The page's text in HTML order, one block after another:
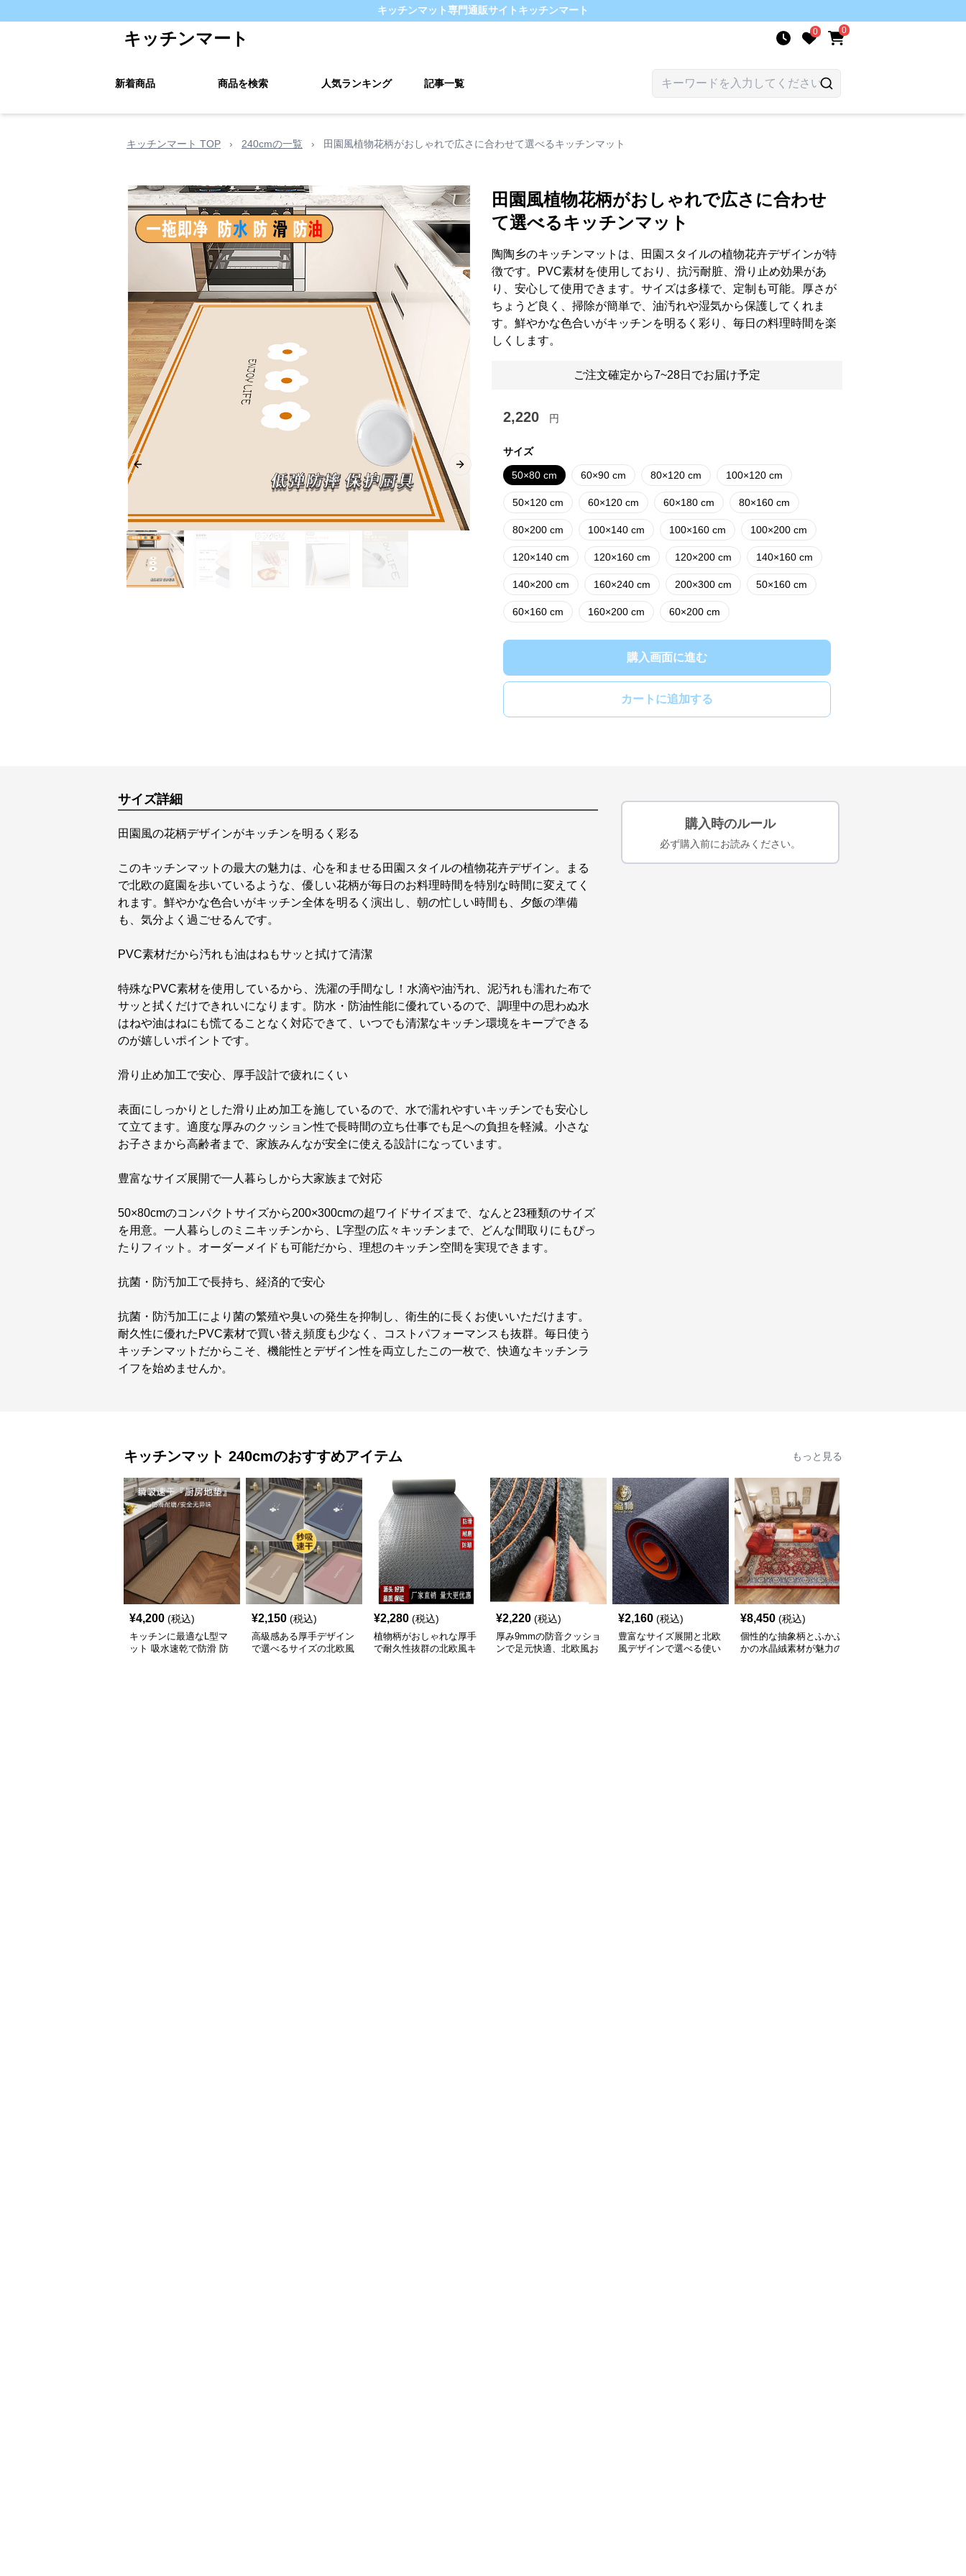
キッチンマット専門通販サイト キッチンマート
キッチンマート 0 0
新着商品 商品を検索 人気ランキング 記事一覧
キッチンマート TOP › 240cmの一覧 › 田園風植物花柄がおしゃれで広さに合わせて選べるキッチンマット
Previous slide Next slide
田園風植物花柄がおしゃれで広さに合わせ
て選べるキッチンマット
陶陶乡のキッチンマットは、田園スタイルの植物花卉デザインが特
徴です。PVC素材を使用しており、抗污耐脏、滑り止め効果があ
り、安心して使用できます。サイズは多様で、定制も可能。厚さが
ちょうど良く、掃除が簡単で、油汚れや湿気から保護してくれま
す。鮮やかな色合いがキッチンを明るく彩り、毎日の料理時間を楽
しくします。
ご注文確定から7~28日でお届け予定
2,220 円
サイズ
50×80 cm 60×90 cm 80×120 cm 100×120 cm
50×120 cm 60×120 cm 60×180 cm 80×160 cm
80×200 cm 100×140 cm 100×160 cm 100×200 cm
120×140 cm 120×160 cm 120×200 cm 140×160 cm
140×200 cm 160×240 cm 200×300 cm 50×160 cm
60×160 cm 160×200 cm 60×200 cm
購入画面に進む
カートに追加する
サイズ詳細
田園風の花柄デザインがキッチンを明るく彩る
このキッチンマットの最大の魅力は、心を和ませる田園スタイルの植物花卉デザイン。まる
で北欧の庭園を歩いているような、優しい花柄が毎日のお料理時間を特別な時間に変えてく
れます。鮮やかな色合いがキッチン全体を明るく演出し、朝の忙しい時間も、夕飯の準備
も、気分よく過ごせるんです。
PVC素材だから汚れも油はねもサッと拭けて清潔
特殊なPVC素材を使用しているから、洗濯の手間なし！水滴や油汚れ、泥汚れも濡れた布で
サッと拭くだけできれいになります。防水・防油性能に優れているので、調理中の思わぬ水
はねや油はねにも慌てることなく対応できて、いつでも清潔なキッチン環境をキープできる
のが嬉しいポイントです。
滑り止め加工で安心、厚手設計で疲れにくい
表面にしっかりとした滑り止め加工を施しているので、水で濡れやすいキッチンでも安心し
て立てます。適度な厚みのクッション性で長時間の立ち仕事でも足への負担を軽減。小さな
お子さまから高齢者まで、家族みんなが安全に使える設計になっています。
豊富なサイズ展開で一人暮らしから大家族まで対応
50×80cmのコンパクトサイズから200×300cmの超ワイドサイズまで、なんと23種類のサイズ
を用意。一人暮らしのミニキッチンから、L字型の広々キッチンまで、どんな間取りにもぴっ
たりフィット。オーダーメイドも可能だから、理想のキッチン空間を実現できます。
抗菌・防汚加工で長持ち、経済的で安心
抗菌・防汚加工により菌の繁殖や臭いの発生を抑制し、衛生的に長くお使いいただけます。
耐久性に優れたPVC素材で買い替え頻度も少なく、コストパフォーマンスも抜群。毎日使う
キッチンマットだからこそ、機能性とデザイン性を両立したこの一枚で、快適なキッチンラ
イフを始めませんか。
購入時のルール
必ず購入前にお読みください。
キッチンマット 240cmのおすすめアイテム もっと見る
¥4,200 (税込)
キッチンに最適なL型マ
ット 吸水速乾で防滑 防
¥2,150 (税込)
高級感ある厚手デザイン
で選べるサイズの北欧風
¥2,280 (税込)
植物柄がおしゃれな厚手
で耐久性抜群の北欧風キ
¥2,220 (税込)
厚み9mmの防音クッショ
ンで足元快適、北欧風お
¥2,160 (税込)
豊富なサイズ展開と北欧
風デザインで選べる使い
¥8,450 (税込)
個性的な抽象柄とふかふ
かの水晶絨素材が魅力の